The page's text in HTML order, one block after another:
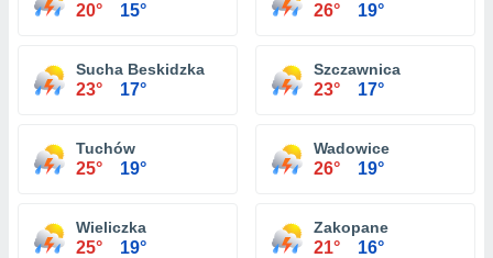
20° 15° 26° 19°
Sucha Beskidzka
23° 17°
Szczawnica
23° 17°
Tuchów
25° 19°
Wadowice
26° 19°
Wieliczka
25° 19°
Zakopane
21° 16°